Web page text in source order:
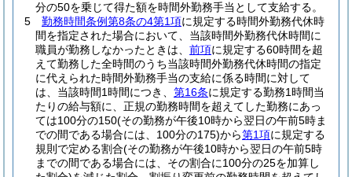
分の50を乗じて得た額を時間外勤務手当として支給する。
5
勤務時間条例第8条の4第1項に規定する時間外勤務代休時
間を指定された場合において、当該時間外勤務代休時間に
職員が勤務しなかったときは、 前項に規定する60時間を超
えて勤務した全時間のうち当該時間外勤務代休時間の指定
に代えられた時間外勤務手当の支給に係る時間に対して
は、当該時間1時間につき、 第16条に規定する勤務1時間当
たりの給与額に、正規の勤務時間を超えてした勤務にあっ
ては100分の150(その勤務が午後10時から翌日の午前5時ま
での間である場合には、100分の175)から第1項に規定する
規則で定める割合(その勤務が午後10時から翌日の午前5時
までの間である場合には、その割合に100分の25を加算し